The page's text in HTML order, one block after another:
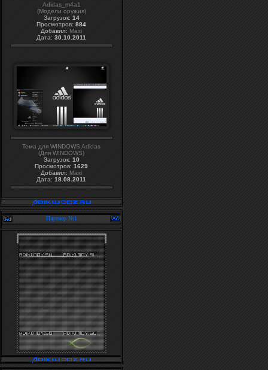
Adidas_m4a1
(Модели оружия)
Загрузок: 14
Просмотров: 884
Добавил: Maxi
Дата: 30.10.2011
Тема для WINDOWS Adidas
(Для WINDOWS)
Загрузок: 10
Просмотров: 1629
Добавил: Maxi
Дата: 18.08.2011
Партнер №1